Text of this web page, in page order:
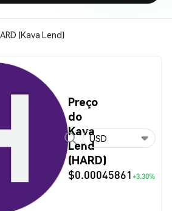
(Kava Lend)
Preço
do
Kava
Lend
(HARD)
$0.00045861 +3.30%
USD